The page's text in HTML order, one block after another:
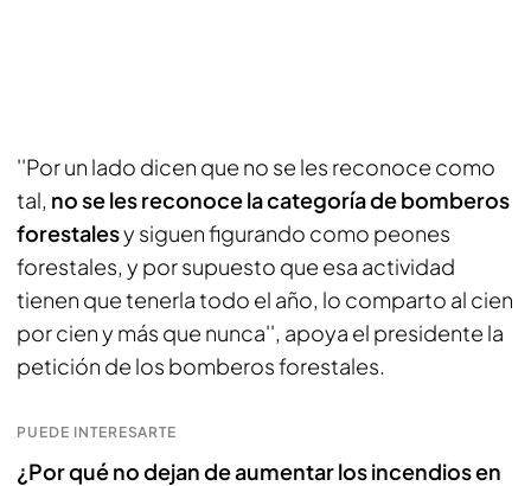
''Por un lado dicen que no se les reconoce como
tal, no se les reconoce la categoría de bomberos
forestalesy siguen figurando como peones
forestales, y por supuesto que esa actividad
tienen que tenerla todo el año, lo comparto al cien
por cien y más que nunca'', apoya el presidente la
petición de los bomberos forestales.
PUEDE INTERESARTE
¿Por qué no dejan de aumentar los incendios en